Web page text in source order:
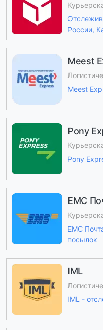
России,
Meest
Meest
Pony
Pony
ЕМС
ЕМС
посылок
IML
IML -